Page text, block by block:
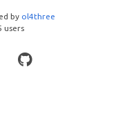
by ol4three
users